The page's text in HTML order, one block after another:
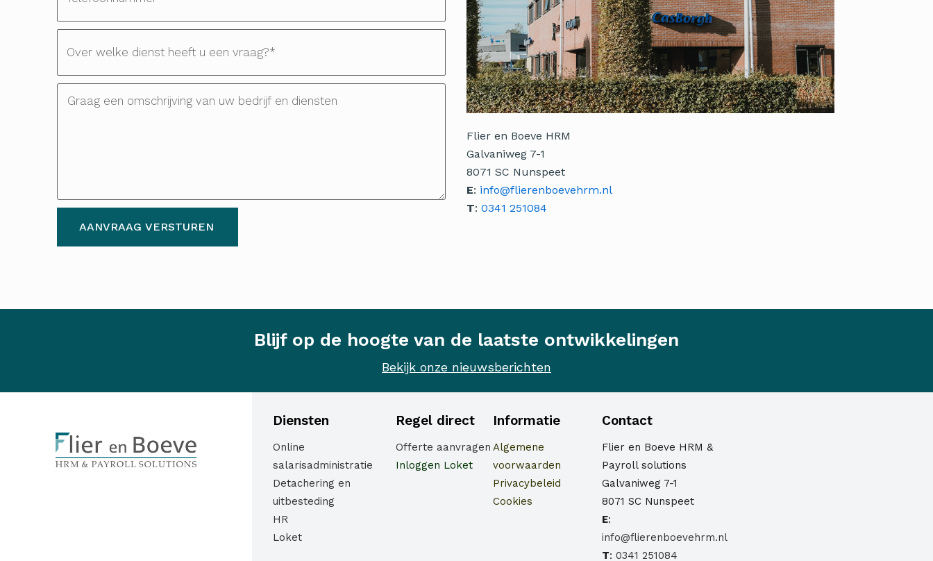
AANVRAAG VERSTUREN
Flier en Boeve HRM
Galvaniweg 7-1
8071 SC Nunspeet
E: info@flierenboevehrm.nl
T: 0341 251084
Blijf op de hoogte van de laatste ontwikkelingen
Bekijk onze nieuwsberichten
Diensten
Online
salarisadministratie
Detachering en
uitbesteding
HR
Loket
Regel direct
Offerte aanvragen
Inloggen Loket
Informatie
Algemene
voorwaarden
Privacybeleid
Cookies
Contact
Flier en Boeve HRM &
Payroll solutions
Galvaniweg 7-1
8071 SC Nunspeet
E:
info@flierenboevehrm.nl
T: 0341 251084